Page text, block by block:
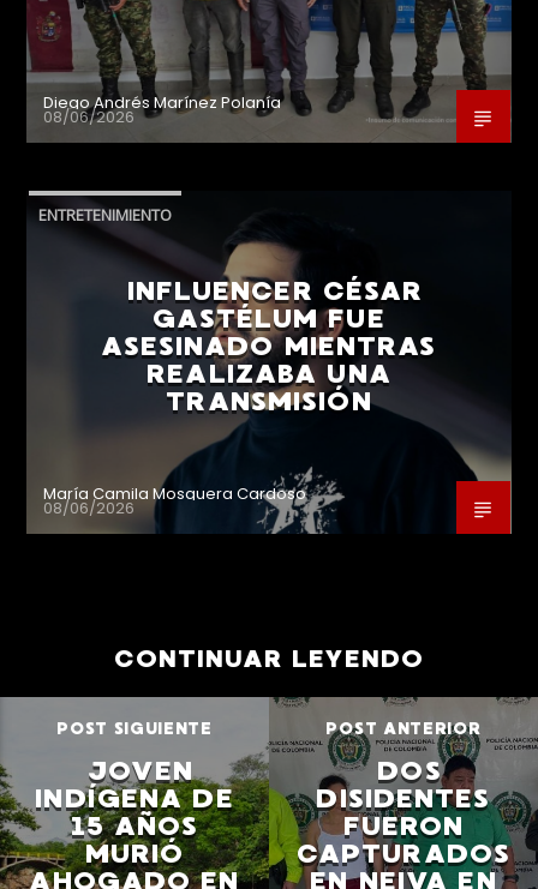
Diego Andrés Marínez Polanía
08/06/2026
ENTRETENIMIENTO
INFLUENCER CÉSAR
GASTÉLUM FUE
ASESINADO MIENTRAS
REALIZABA UNA
TRANSMISIÓN
María Camila Mosquera Cardoso
08/06/2026
CONTINUAR LEYENDO
POST SIGUIENTE
JOVEN
INDÍGENA DE
15 AÑOS
MURIÓ
AHOGADO EN
POST ANTERIOR
DOS
DISIDENTES
FUERON
CAPTURADOS
EN NEIVA EN